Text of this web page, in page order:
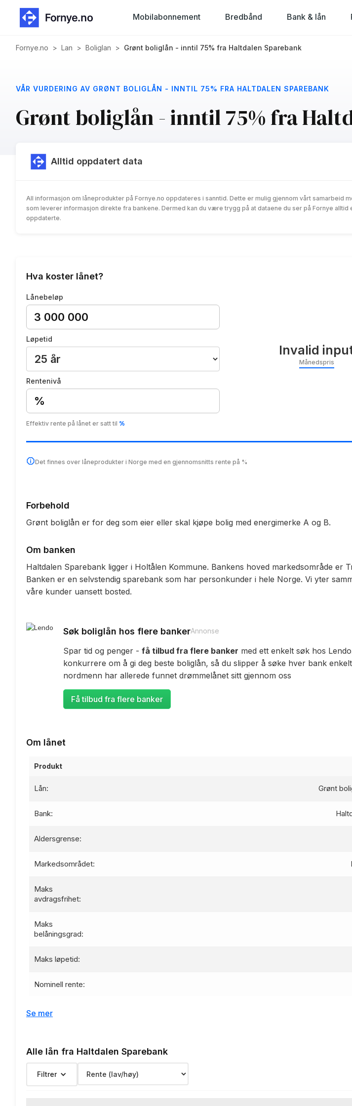
Mobilabonnement Bredbånd Bank & lån
Fornye.no > Lan > Boliglan > Grønt boliglån - inntil 75% fra Haltdalen Sparebank
VÅR VURDERING AV GRØNT BOLIGLÅN - INNTIL 75% FRA HALTDALEN SPAREBANK
Grønt boliglån - inntil 75% fra
Alltid oppdatert data
All informasjon om låneprodukter på Fornye.no oppdateres i sanntid. Dette er mulig gjennom vårt samarbeid
som leverer informasjon direkte fra bankene. Dermed kan du være trygg på at dataene du ser på Fornye alltid
oppdaterte.
Hva koster lånet?
Lånebeløp
Løpetid
Rentenivå
%
Effektiv rente på lånet er satt til %
Invalid
Månedspris
Det finnes over låneprodukter i Norge med en gjennomsnitts rente på %
Forbehold
Grønt boliglån er for deg som eier eller skal kjøpe bolig med energimerke A og B.
Om banken
Haltdalen Sparebank ligger i Holtålen Kommune. Bankens hoved markedsområde er
Banken er en selvstendig sparebank som har personkunder i hele Norge. Vi yter
våre kunder uansett bosted.
Søk boliglån hos flere bankerAnnonse
Spar tid og penger -få tilbud fra flere banker med ett enkelt søk hos
konkurrere om å gi deg beste boliglån, så du slipper å søke hver bank
nordmenn har allerede funnet drømmelånet sitt gjennom oss
Få tilbud fra flere banker
Om lånet
Produkt
Lån: Grønt
Bank:
Aldersgrense:
Markedsområdet:
Maks
avdragsfrihet:
Maks
belåningsgrad:
Maks løpetid:
Nominell rente:
Depotgebyr:
Se mer
Alle lån fra Haltdalen Sparebank
Filtrer